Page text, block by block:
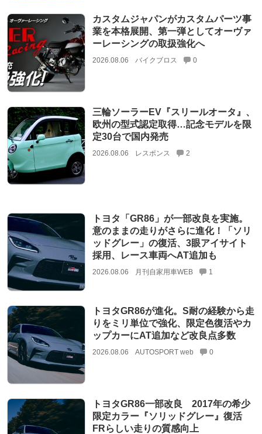
カスタムジャパンがカスタムパーツ事
業を本格展開、第一弾としてオーヴァ
ーレーシングの取扱強化へ
2026.08.06 バイクブロス 0
三輪ソーラーEV『スリールオータ』、
欧州の型式認定取得…記念モデルを限
定30台で国内発売
2026.08.06 レスポンス 2
トヨタ「GR86」が一部改良を実施。
意のままの走りがさらに進化！「ソリ
ッドグレー」の復活、3眼アイサイト
採用、レース車両へAT追加も
2026.08.06 月刊自家用車WEB 1
トヨタGR86が進化。S耐の経験から走
りをミリ単位で強化、限定色復活やカ
ップカーにAT追加など改良点多数
2026.08.06 AUTOSPORT web 0
トヨタGR86一部改良 2017年の希少
限定カラー『ソリッドグレー』復活
FRらしい走りの質感向上